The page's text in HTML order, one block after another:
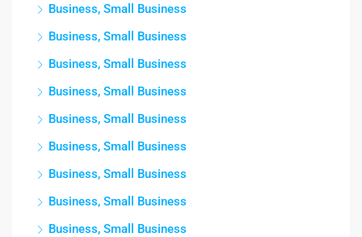
Business, Small Business
Business, Small Business
Business, Small Business
Business, Small Business
Business, Small Business
Business, Small Business
Business, Small Business
Business, Small Business
Business, Small Business